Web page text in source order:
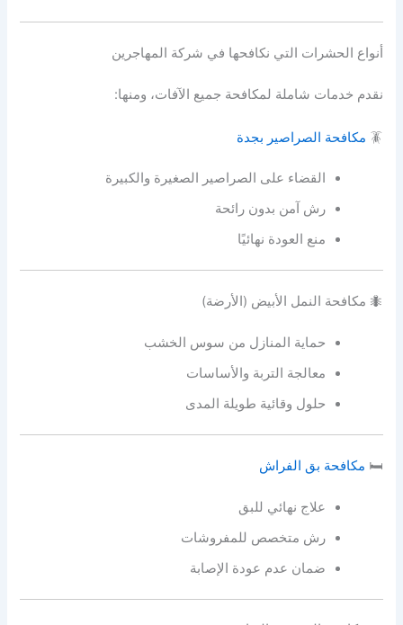
أنواع الحشرات التي نكافحها في شركة المهاجرين
نقدم خدمات شاملة لمكافحة جميع الآفات، ومنها:
🪳 مكافحة الصراصير بجدة
القضاء على الصراصير الصغيرة والكبيرة
رش آمن بدون رائحة
منع العودة نهائيًا
🐜 مكافحة النمل الأبيض (الأرضة)
حماية المنازل من سوس الخشب
معالجة التربة والأساسات
حلول وقائية طويلة المدى
🛏️ مكافحة بق الفراش
علاج نهائي للبق
رش متخصص للمفروشات
ضمان عدم عودة الإصابة